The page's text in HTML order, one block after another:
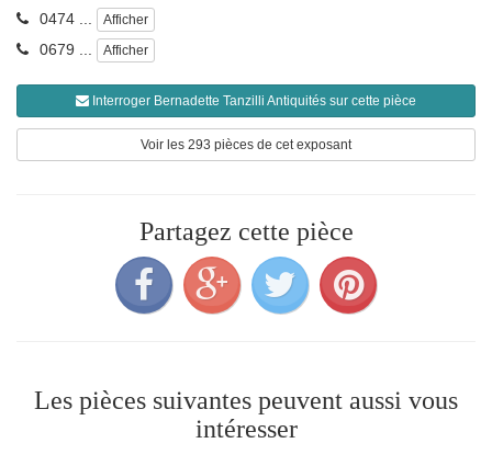
0474 ... Afficher
0679 ... Afficher
Interroger Bernadette Tanzilli Antiquités sur cette pièce
Voir les 293 pièces de cet exposant
Partagez cette pièce
Les pièces suivantes peuvent aussi vous
intéresser